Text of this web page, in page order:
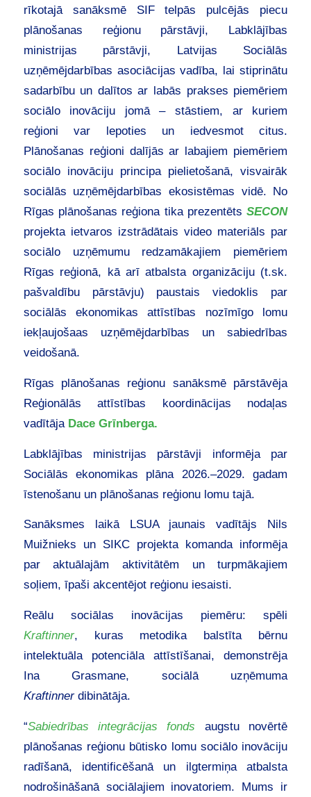
rīkotajā sanāksmē SIF telpās pulcējās piecu
plānošanas reģionu pārstāvji, Labklājības
ministrijas pārstāvji, Latvijas Sociālās
uzņēmējdarbības asociācijas vadība, lai stiprinātu
sadarbību un dalītos ar labās prakses piemēriem
sociālo inovāciju jomā – stāstiem, ar kuriem
reģioni var lepoties un iedvesmot citus.
Plānošanas reģioni dalījās ar labajiem piemēriem
sociālo inovāciju principa pielietošanā, visvairāk
sociālās uzņēmējdarbības ekosistēmas vidē. No
Rīgas plānošanas reģiona tika prezentētsSECON
projekta ietvaros izstrādātais video materiāls par
sociālo uzņēmumu redzamākajiem piemēriem
Rīgas reģionā, kā arī atbalsta organizāciju (t.sk.
pašvaldību pārstāvju) paustais viedoklis par
sociālās ekonomikas attīstības nozīmīgo lomu
iekļaujošaas uzņēmējdarbības un sabiedrības
veidošanā.
Rīgas plānošanas reģionu sanāksmē pārstāvēja
Reģionālās attīstības koordinācijas nodaļas
vadītāja Dace Grīnberga.
Labklājības ministrijas pārstāvji informēja par
Sociālās ekonomikas plāna 2026.–2029. gadam
īstenošanu un plānošanas reģionu lomu tajā.
Sanāksmes laikā LSUA jaunais vadītājs Nils
Muižnieks un SIKC projekta komanda informēja
par aktuālajām aktivitātēm un turpmākajiem
soļiem, īpaši akcentējot reģionu iesaisti.
Reālu sociālas inovācijas piemēru: spēli
Kraftinner, kuras metodika balstīta bērnu
intelektuāla potenciāla attīstīšanai, demonstrēja
Ina Grasmane, sociālā uzņēmuma
Kraftinnerdibinātāja.
“Sabiedrības integrācijas fonds augstu novērtē
plānošanas reģionu būtisko lomu sociālo inovāciju
radīšanā, identificēšanā un ilgtermiņa atbalsta
nodrošināšanā sociālajiem inovatoriem. Mums ir